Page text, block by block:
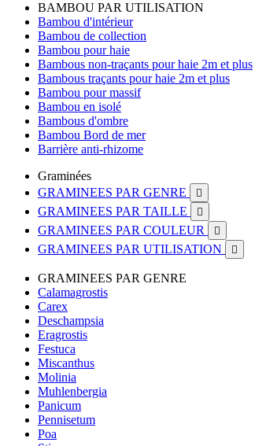
BAMBOU PAR UTILISATION
Bambou d'intérieur
Bambou de collection
Bambou pour haie
Bambous non-traçants pour haie 2m et plus
Bambous traçants pour haie 2m et plus
Bambou pour massif
Bambou en isolé
Bambous d'ombre
Bambou Bord de mer
Barrière anti-rhizome
Graminées
GRAMINEES PAR GENRE

GRAMINEES PAR TAILLE 
GRAMINEES PAR COULEUR 
GRAMINEES PAR UTILISATION 
GRAMINEES PAR GENRE
Calamagrostis
Carex
Deschampsia
Eragrostis
Festuca
Miscanthus
Molinia
Muhlenbergia
Panicum
Pennisetum
Poa